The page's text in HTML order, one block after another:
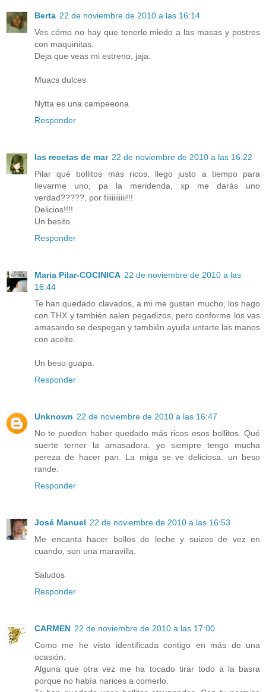
Berta 22 de noviembre de 2010 a las 16:14
Ves cómo no hay que tenerle miedo a las masas y postres
con maquinitas.
Deja que veas mi estreno, jaja.
Muacs dulces
Nytta es una campeeona
Responder
las recetas de mar 22 de noviembre de 2010 a las 16:22
Pilar qué bollitos más ricos, llego justo a tiempo para
llevarme uno, pa la meridenda, xp me darás uno
verdad?????, por fiiiiiiiiiii!!!
Delicios!!!!
Un besito.
Responder
Maria Pilar-COCINICA 22 de noviembre de 2010 a las
16:44
Te han quedado clavados, a mi me gustan mucho, los hago
con THX y también salen pegadizos, pero conforme los vas
amasando se despegan y también ayuda untarte las manos
con aceite.
Un beso guapa.
Responder
Unknown 22 de noviembre de 2010 a las 16:47
No te pueden haber quedado más ricos esos bollitos. Qué
suerte terner la amasadora. yo siempre tengo mucha
pereza de hacer pan. La miga se ve deliciosa. un beso
rande.
Responder
José Manuel 22 de noviembre de 2010 a las 16:53
Me encanta hacer bollos de leche y suizos de vez en
cuando, son una maravilla.
Saludos
Responder
CARMEN 22 de noviembre de 2010 a las 17:00
Como me he visto identificada contigo en más de una
ocasión.
Alguna que otra vez me ha tocado tirar todo a la basra
porque no había narices a comerlo.